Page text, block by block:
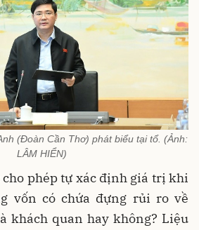
(Đoàn Cần Thơ) phát biểu tại tổ. (Ảnh:
LÂM HIỂN)
cho phép tự xác định giá trị khi
vốn có chứa đựng rủi ro về
khách quan hay không? Liệu